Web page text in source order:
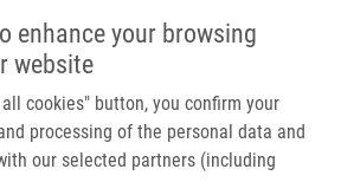
enhance your browsing
website
cookies" button, you confirm your
processing of the personal data and
our selected partners (including
Main
Domů
Partner institutions
Technologie a služby